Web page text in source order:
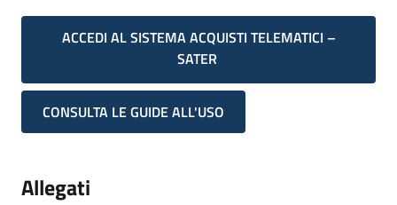
ACCEDI AL SISTEMA ACQUISTI TELEMATICI –
SATER
CONSULTA LE GUIDE ALL'USO
Allegati